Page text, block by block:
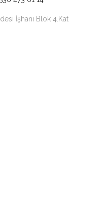
İşhanı Blok 4.Kat